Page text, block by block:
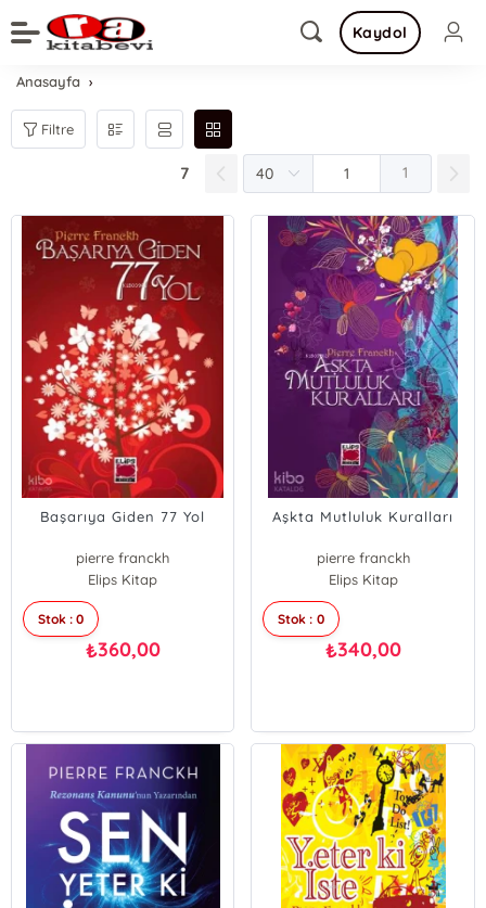
Kaydol
Anasayfa
Filtre
7 1
Başarıya Giden 77 Yol
pierre franckh
Elips Kitap
Stok : 0
₺360,00
Aşkta Mutluluk Kuralları
pierre franckh
Elips Kitap
Stok : 0
₺340,00